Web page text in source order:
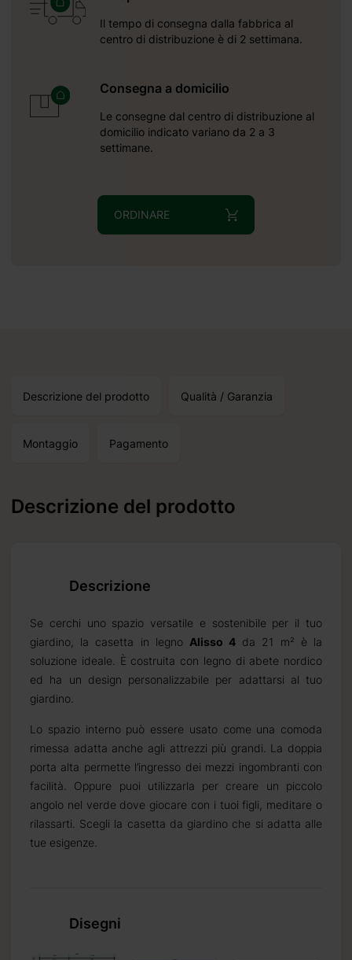
Il tempo di consegna dalla fabbrica al
centro di distribuzione è di 2 settimana.
Consegna a domicilio
Le consegne dal centro di distribuzione al
domicilio indicato variano da 2 a 3
settimane.
ORDINARE
Descrizione del prodotto Qualità / Garanzia
Montaggio Pagamento
Descrizione del prodotto
Descrizione
Se cerchi uno spazio versatile e sostenibile per il tuo
giardino, la casetta in legno Alisso 4 da 21 m² è la
soluzione ideale. È costruita con legno di abete nordico
ed ha un design personalizzabile per adattarsi al tuo
giardino.
Lo spazio interno può essere usato come una comoda
rimessa adatta anche agli attrezzi più grandi. La doppia
porta alta permette l’ingresso dei mezzi ingombranti con
facilità. Oppure puoi utilizzarla per creare un piccolo
angolo nel verde dove giocare con i tuoi figli, meditare o
rilassarti. Scegli la casetta da giardino che si adatta alle
tue esigenze.
Disegni